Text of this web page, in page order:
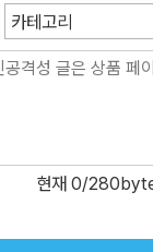
가 큽니다. 또한 《
삶은 소설의 역사적
의 인생을 거부하
로 처형을 당합니
《유재론》과 백성
카테고리
현재 0/